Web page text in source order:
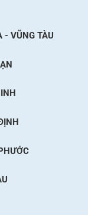
- VŨNG TÀU